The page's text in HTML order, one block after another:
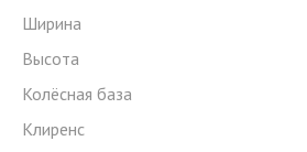
Ширина
Высота
Колёсная база
Клиренс